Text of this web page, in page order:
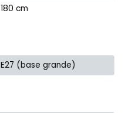
180 cm
E27 (base grande)